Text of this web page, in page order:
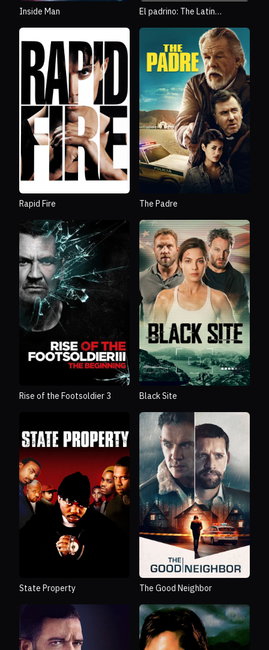
Inside Man
El padrino: The Latin
Rapid Fire The Padre
Rise of the Footsoldier 3 Black Site
State Property The Good Neighbor